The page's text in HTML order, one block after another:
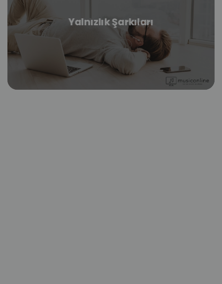
Yalnızlık Şarkıları